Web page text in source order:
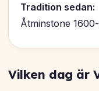
Tradition sedan:
Åtminstone
Vilken dag är